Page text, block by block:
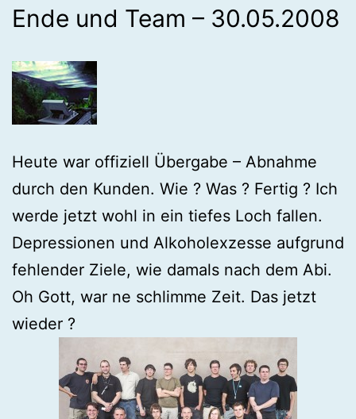
Ende und Team – 30.05.2008
Heute war offiziell Übergabe – Abnahme
durch den Kunden. Wie ? Was ? Fertig ? Ich
werde jetzt wohl in ein tiefes Loch fallen.
Depressionen und Alkoholexzesse aufgrund
fehlender Ziele, wie damals nach dem Abi.
Oh Gott, war ne schlimme Zeit. Das jetzt
wieder ?